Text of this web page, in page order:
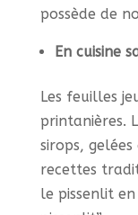
possède de
En cuisine
Les feuilles
printanières.
sirops,
recettes
le pissenlit